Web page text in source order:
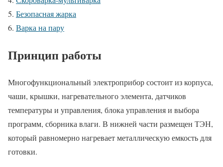
Безопасная жарка
Варка на пару
Принцип работы
Многофункциональный электроприбор состоит из корпуса,
чаши, крышки, нагревательного элемента, датчиков
температуры и управления, блока управления и выбора
программ, сборника влаги. В нижней части размещен ТЭН,
который равномерно нагревает металлическую емкость для
готовки.